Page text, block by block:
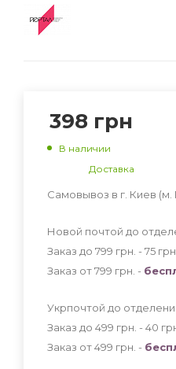
398 грн
В наличии
Доставка
Самовывоз в г. Киев (м.
Новой почтой до
Заказ до 799 грн. - 75 грн
Заказ от 799 грн. -
Укрпочтой до
Заказ до 499 грн. - 40
Заказ от 499 грн. -